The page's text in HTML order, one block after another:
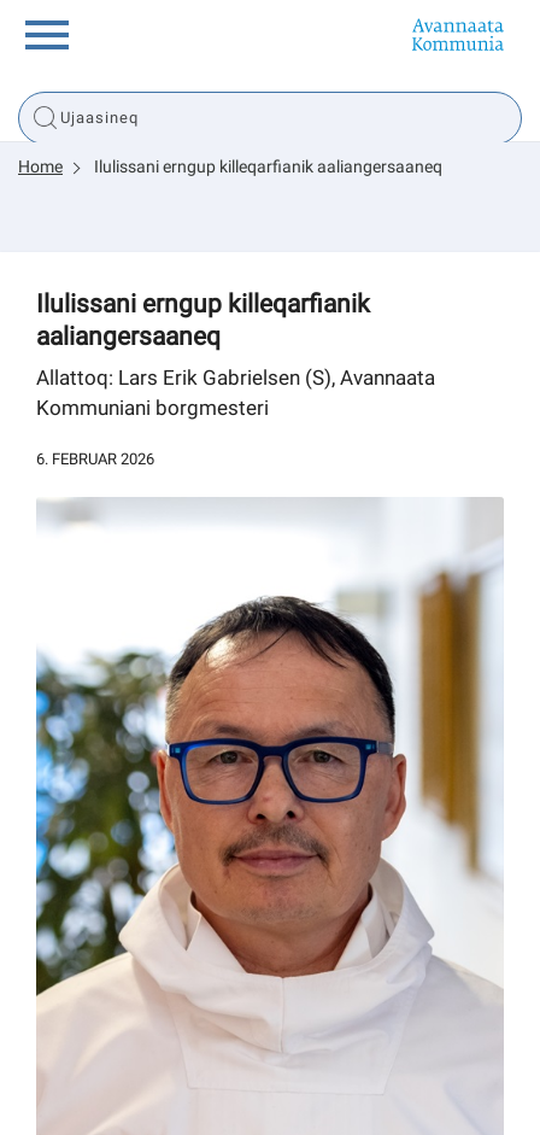
Innuttaasunut
Tassaarsuaq
sullissivik.gl
Pilersaarutinut isaavik
Home Ilulissani erngup killeqarfianik aaliangersaaneq
Ilulissani erngup killeqarfianik
aaliangersaaneq
Allattoq: Lars Erik Gabrielsen (S), Avannaata
Kommuniani borgmesteri
6. FEBRUAR 2026